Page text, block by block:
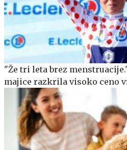
"Že tri leta brez
majice razkrila visoko ceno